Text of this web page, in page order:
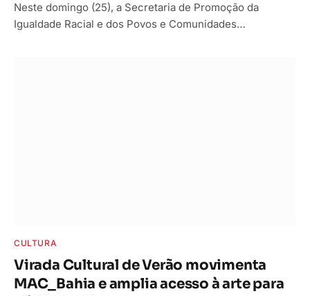
Neste domingo (25), a Secretaria de Promoção da
Igualdade Racial e dos Povos e Comunidades…
CULTURA
Virada Cultural de Verão movimenta
MAC_Bahia e amplia acesso à arte para